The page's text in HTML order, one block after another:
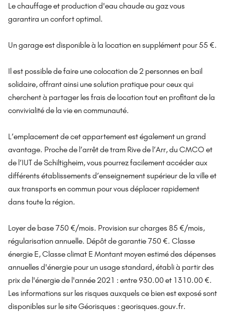
Le chauffage et production d'eau chaude au gaz vous
garantira un confort optimal.
Un garage est disponible à la location en supplément pour 55 €.
Il est possible de faire une colocation de 2 personnes en bail
solidaire, offrant ainsi une solution pratique pour ceux qui
cherchent à partager les frais de location tout en profitant de la
convivialité de la vie en communauté.
L’emplacement de cet appartement est également un grand
avantage. Proche de l’arrêt de tram Rive de l’Arr, du CMCO et
de l’IUT de Schiltigheim, vous pourrez facilement accéder aux
différents établissements d’enseignement supérieur de la ville et
aux transports en commun pour vous déplacer rapidement
dans toute la région.
Loyer de base 750 €/mois. Provision sur charges 85 €/mois,
régularisation annuelle. Dépôt de garantie 750 €. Classe
énergie E, Classe climat E Montant moyen estimé des dépenses
annuelles d'énergie pour un usage standard, établi à partir des
prix de l'énergie de l'année 2021 : entre 930.00 et 1310.00 €.
Les informations sur les risques auxquels ce bien est exposé sont
disponibles sur le site Géorisques : georisques.gouv.fr.